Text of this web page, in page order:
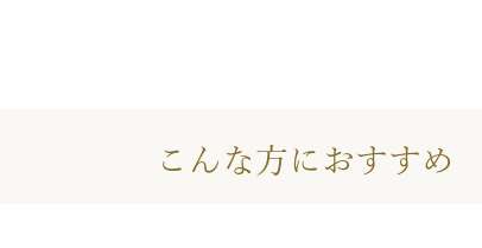
こんな方におすすめ